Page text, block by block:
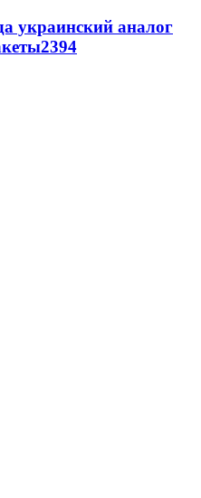
украинский аналог
2394